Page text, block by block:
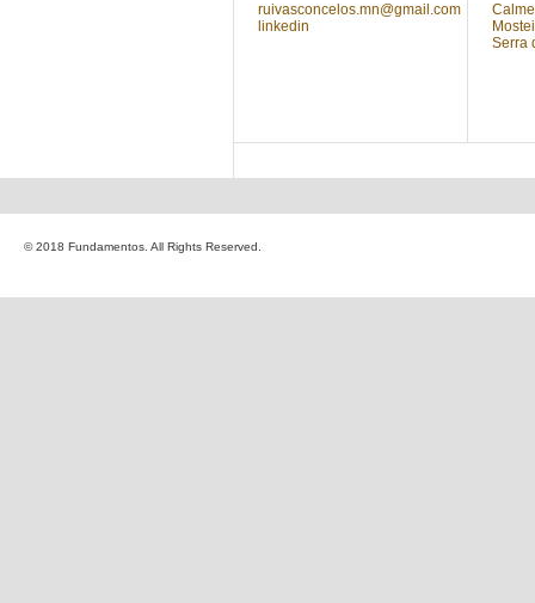
ruivasconcelos.mn@gmail.com
linkedin
Serra
© 2018 Fundamentos. All Rights Reserved.